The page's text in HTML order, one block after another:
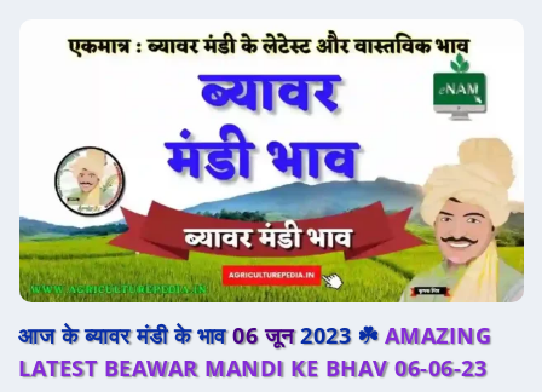
आज के ब्यावर मंडी के भाव06 जून2023 ☘️ AMAZING
LATEST BEAWAR MANDI KE BHAV 06-06-23